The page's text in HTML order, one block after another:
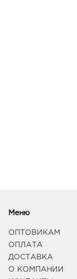
Меню
ОПТОВИКАМ
ОПЛАТА
ДОСТАВКА
О КОМПАНИИ